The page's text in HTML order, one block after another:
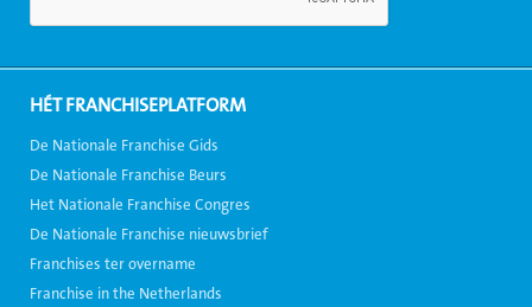
HÉT FRANCHISEPLATFORM
De Nationale Franchise Gids
De Nationale Franchise Beurs
Het Nationale Franchise Congres
De Nationale Franchise nieuwsbrief
Franchises ter overname
Franchise in the Netherlands